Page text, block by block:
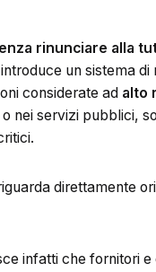
rinunciare alla
un sistema di
considerate ad alto
nei servizi pubblici,
direttamente
infatti che fornitori